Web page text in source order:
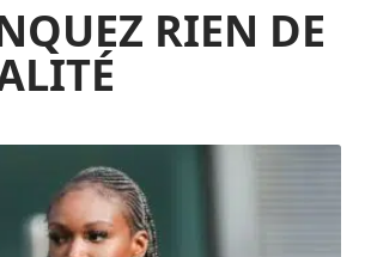
RIEN DE